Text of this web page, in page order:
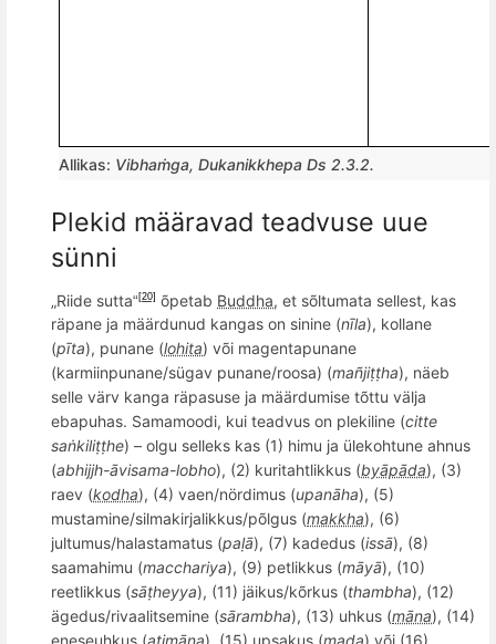
Allikas: Vibhaṁga, Dukanikkhepa Ds 2.3.2.
Plekid määravad teadvuse uue
sünni
„Riide sutta“ [20] õpetab Buddha, et sõltumata sellest, kas
räpane ja määrdunud kangas on sinine (nīla), kollane
(pīta), punane (lohita) või magentapunane
(karmiinpunane/sügav punane/roosa) (mañjiṭṭha), näeb
selle värv kanga räpasuse ja määrdumise tõttu välja
ebapuhas. Samamoodi, kui teadvus on plekiline (citte
saṅkiliṭṭhe) – olgu selleks kas (1) himu ja ülekohtune ahnus
(abhij­jh-ā­visama­-lobho), (2) kuritahtlikkus (byāpāda), (3)
raev (kodha), (4) vaen/nördimus (upanāha), (5)
mustamine/silmakirjalikkus/põlgus (makkha), (6)
jultumus/halastamatus (paḷā), (7) kadedus (issā), (8)
saamahimu (macchariya), (9) petlikkus (māyā), (10)
reetlikkus (sāṭheyya), (11) jäikus/kõrkus (thambha), (12)
ägedus/rivaalitsemine (sārambha), (13) uhkus (māna), (14)